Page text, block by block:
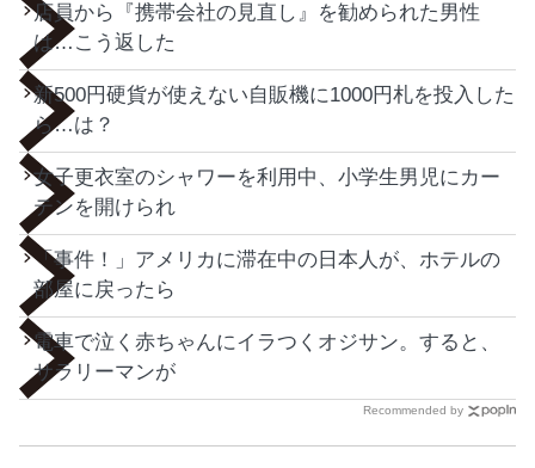
店員から『携帯会社の見直し』を勧められた男性
は…こう返した
新500円硬貨が使えない自販機に1000円札を投入した
ら…は？
女子更衣室のシャワーを利用中、小学生男児にカー
テンを開けられ
「事件！」アメリカに滞在中の日本人が、ホテルの
部屋に戻ったら
電車で泣く赤ちゃんにイラつくオジサン。すると、
サラリーマンが
Recommended by